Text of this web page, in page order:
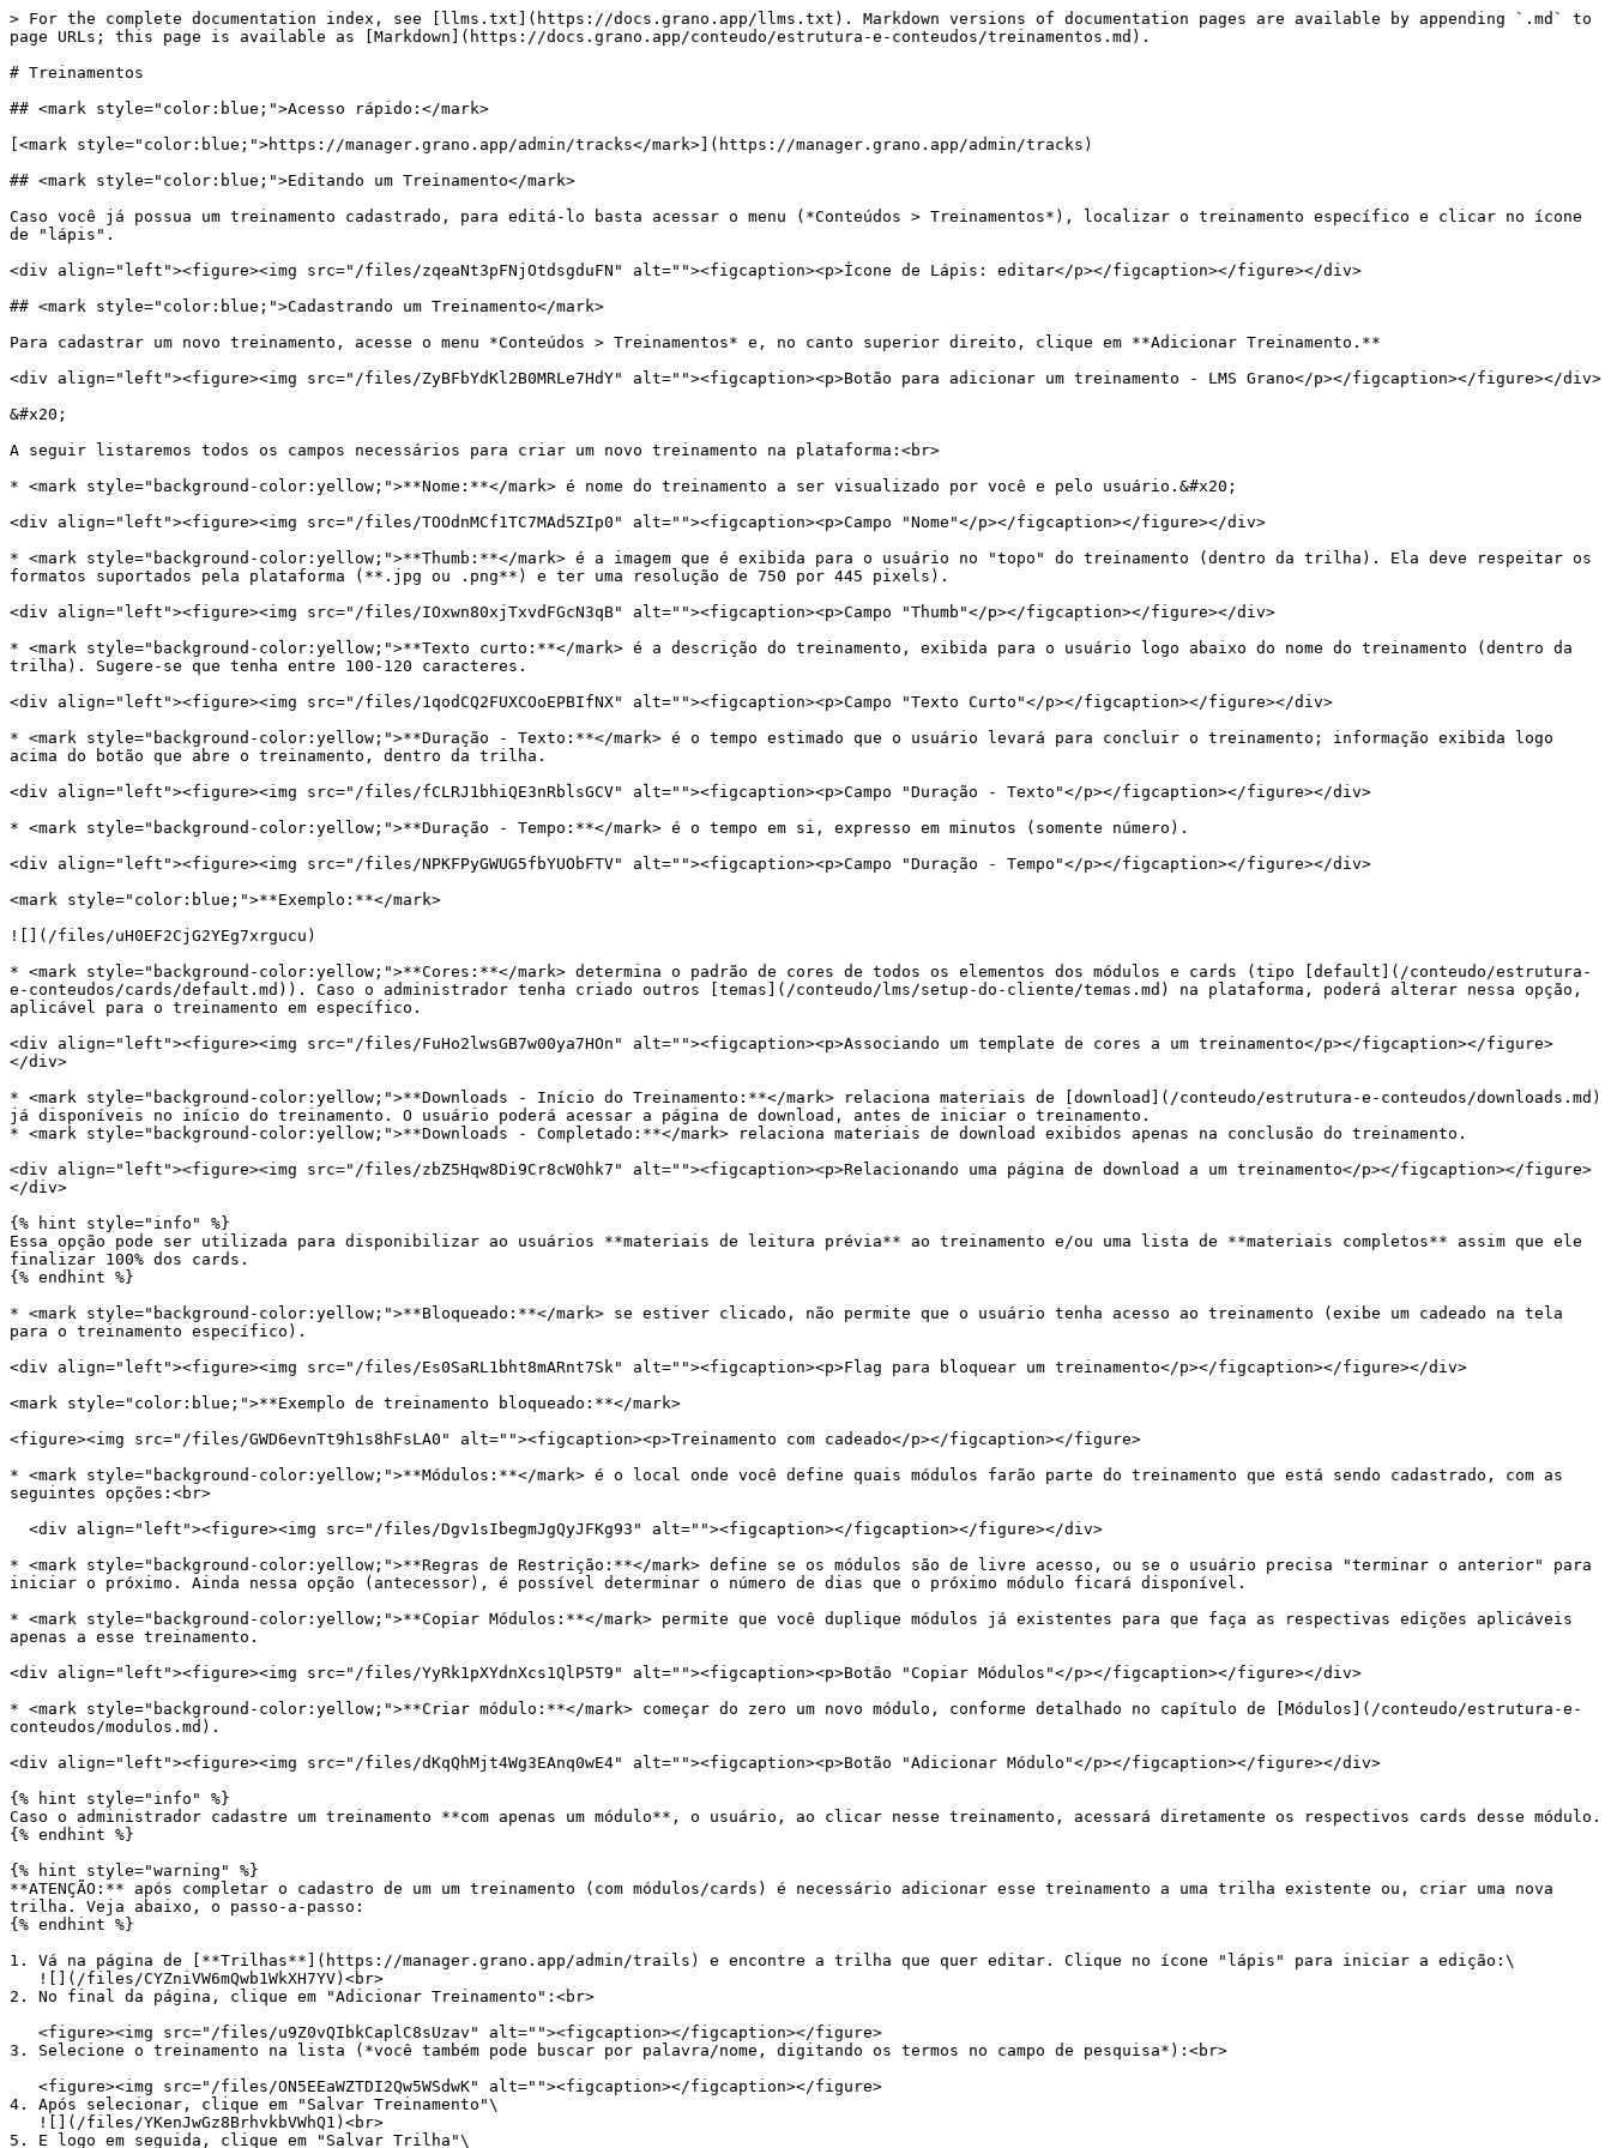
> For the complete documentation index, see [llms.txt](https://docs.grano.app/llms.txt). Markdown versions of documentation pages are available by appending `.md` to
page URLs; this page is available as [Markdown](https://docs.grano.app/conteudo/estrutura-e-conteudos/treinamentos.md).
# Treinamentos
## <mark style="color:blue;">Acesso rápido:</mark>
[<mark style="color:blue;">https://manager.grano.app/admin/tracks</mark>](https://manager.grano.app/admin/tracks)
## <mark style="color:blue;">Editando um Treinamento</mark>
Caso você já possua um treinamento cadastrado, para editá-lo basta acessar o menu (*Conteúdos > Treinamentos*), localizar o treinamento específico e clicar no ícone
de "lápis".
<div align="left"><figure><img src="/files/zqeaNt3pFNjOtdsgduFN" alt=""><figcaption><p>Ícone de Lápis: editar</p></figcaption></figure></div>
## <mark style="color:blue;">Cadastrando um Treinamento</mark>
Para cadastrar um novo treinamento, acesse o menu *Conteúdos > Treinamentos* e, no canto superior direito, clique em **Adicionar Treinamento.**
<div align="left"><figure><img src="/files/ZyBFbYdKl2B0MRLe7HdY" alt=""><figcaption><p>Botão para adicionar um treinamento - LMS Grano</p></figcaption></figure></div>
&#x20;
A seguir listaremos todos os campos necessários para criar um novo treinamento na plataforma:<br>
* <mark style="background-color:yellow;">**Nome:**</mark> é nome do treinamento a ser visualizado por você e pelo usuário.&#x20;
<div align="left"><figure><img src="/files/TOOdnMCf1TC7MAd5ZIp0" alt=""><figcaption><p>Campo "Nome"</p></figcaption></figure></div>
* <mark style="background-color:yellow;">**Thumb:**</mark> é a imagem que é exibida para o usuário no "topo" do treinamento (dentro da trilha). Ela deve respeitar os
formatos suportados pela plataforma (**.jpg ou .png**) e ter uma resolução de 750 por 445 pixels).
<div align="left"><figure><img src="/files/IOxwn80xjTxvdFGcN3qB" alt=""><figcaption><p>Campo "Thumb"</p></figcaption></figure></div>
* <mark style="background-color:yellow;">**Texto curto:**</mark> é a descrição do treinamento, exibida para o usuário logo abaixo do nome do treinamento (dentro da
trilha). Sugere-se que tenha entre 100-120 caracteres.
<div align="left"><figure><img src="/files/1qodCQ2FUXCOoEPBIfNX" alt=""><figcaption><p>Campo "Texto Curto"</p></figcaption></figure></div>
* <mark style="background-color:yellow;">**Duração - Texto:**</mark> é o tempo estimado que o usuário levará para concluir o treinamento; informação exibida logo
acima do botão que abre o treinamento, dentro da trilha.
<div align="left"><figure><img src="/files/fCLRJ1bhiQE3nRblsGCV" alt=""><figcaption><p>Campo "Duração - Texto"</p></figcaption></figure></div>
* <mark style="background-color:yellow;">**Duração - Tempo:**</mark> é o tempo em si, expresso em minutos (somente número).
<div align="left"><figure><img src="/files/NPKFPyGWUG5fbYUObFTV" alt=""><figcaption><p>Campo "Duração - Tempo"</p></figcaption></figure></div>
<mark style="color:blue;">**Exemplo:**</mark>
![](/files/uH0EF2CjG2YEg7xrgucu)
* <mark style="background-color:yellow;">**Cores:**</mark> determina o padrão de cores de todos os elementos dos módulos e cards (tipo [default](/conteudo/estrutura-
e-conteudos/cards/default.md)). Caso o administrador tenha criado outros [temas](/conteudo/lms/setup-do-cliente/temas.md) na plataforma, poderá alterar nessa opção,
aplicável para o treinamento em específico.
<div align="left"><figure><img src="/files/FuHo2lwsGB7w00ya7HOn" alt=""><figcaption><p>Associando um template de cores a um treinamento</p></figcaption></figure>
</div>
* <mark style="background-color:yellow;">**Downloads - Início do Treinamento:**</mark> relaciona materiais de [download](/conteudo/estrutura-e-conteudos/downloads.md)
já disponíveis no início do treinamento. O usuário poderá acessar a página de download, antes de iniciar o treinamento.
* <mark style="background-color:yellow;">**Downloads - Completado:**</mark> relaciona materiais de download exibidos apenas na conclusão do treinamento.
<div align="left"><figure><img src="/files/zbZ5Hqw8Di9Cr8cW0hk7" alt=""><figcaption><p>Relacionando uma página de download a um treinamento</p></figcaption></figure>
</div>
{% hint style="info" %}
Essa opção pode ser utilizada para disponibilizar ao usuários **materiais de leitura prévia** ao treinamento e/ou uma lista de **materiais completos** assim que ele
finalizar 100% dos cards.
{% endhint %}
* <mark style="background-color:yellow;">**Bloqueado:**</mark> se estiver clicado, não permite que o usuário tenha acesso ao treinamento (exibe um cadeado na tela
para o treinamento específico).
<div align="left"><figure><img src="/files/Es0SaRL1bht8mARnt7Sk" alt=""><figcaption><p>Flag para bloquear um treinamento</p></figcaption></figure></div>
<mark style="color:blue;">**Exemplo de treinamento bloqueado:**</mark>
<figure><img src="/files/GWD6evnTt9h1s8hFsLA0" alt=""><figcaption><p>Treinamento com cadeado</p></figcaption></figure>
* <mark style="background-color:yellow;">**Módulos:**</mark> é o local onde você define quais módulos farão parte do treinamento que está sendo cadastrado, com as
seguintes opções:<br>
* <mark style="background-color:yellow;">**Regras de Restrição:**</mark> define se os módulos são de livre acesso, ou se o usuário precisa "terminar o anterior" para
iniciar o próximo. Ainda nessa opção (antecessor), é possível determinar o número de dias que o próximo módulo ficará disponível.
* <mark style="background-color:yellow;">**Copiar Módulos:**</mark> permite que você duplique módulos já existentes para que faça as respectivas edições aplicáveis
apenas a esse treinamento.
<div align="left"><figure><img src="/files/YyRk1pXYdnXcs1QlP5T9" alt=""><figcaption><p>Botão "Copiar Módulos"</p></figcaption></figure></div>
* <mark style="background-color:yellow;">**Criar módulo:**</mark> começar do zero um novo módulo, conforme detalhado no capítulo de [Módulos](/conteudo/estrutura-e-
conteudos/modulos.md).
<div align="left"><figure><img src="/files/dKqQhMjt4Wg3EAnq0wE4" alt=""><figcaption><p>Botão "Adicionar Módulo"</p></figcaption></figure></div>
{% hint style="info" %}
Caso o administrador cadastre um treinamento **com apenas um módulo**, o usuário, ao clicar nesse treinamento, acessará diretamente os respectivos cards desse módulo.
{% endhint %}
{% hint style="warning" %}
**ATENÇÃO:** após completar o cadastro de um um treinamento (com módulos/cards) é necessário adicionar esse treinamento a uma trilha existente ou, criar uma nova
trilha. Veja abaixo, o passo-a-passo:
{% endhint %}
1. Vá na página de [**Trilhas**](https://manager.grano.app/admin/trails) e encontre a trilha que quer editar. Clique no ícone "lápis" para iniciar a edição:\
2. No final da página, clique em "Adicionar Treinamento":<br>
3. Selecione o treinamento na lista (*você também pode buscar por palavra/nome, digitando os termos no campo de pesquisa*):<br>
4. Após selecionar, clique em "Salvar Treinamento"\
5. E logo em seguida, clique em "Salvar Trilha"\